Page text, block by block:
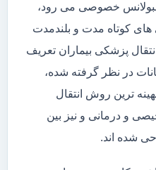
خصوصی می رود،
های کوتاه مدت و بلندمدت
پزشکی بیماران تعریف
در نظر گرفته شده،
ترین روش انتقال
و درمانی و نیز بین
شده اند.